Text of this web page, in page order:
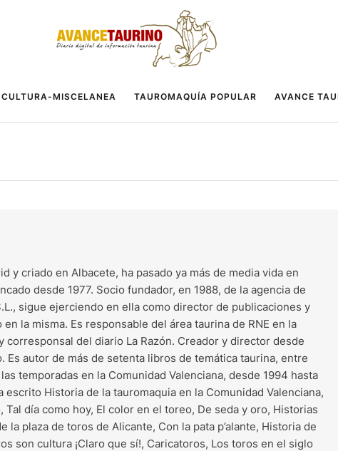
CULTURA-MISCELANEA TAUROMAQUÍA POPULAR AVANCE
y criado en Albacete, ha pasado ya más de media vida en
desde 1977. Socio fundador, en 1988, de la agencia de
sigue ejerciendo en ella como director de publicaciones y
la misma. Es responsable del área taurina de RNE en la
corresponsal del diario La Razón. Creador y director desde
Es autor de más de setenta libros de temática taurina, entre
temporadas en la Comunidad Valenciana, desde 1994 hasta
escrito Historia de la tauromaquia en la Comunidad Valenciana,
Tal día como hoy, El color en el toreo, De seda y oro, Historias
la plaza de toros de Alicante, Con la pata p’alante, Historia de
son cultura ¡Claro que sí!, Caricatoros, Los toros en el siglo